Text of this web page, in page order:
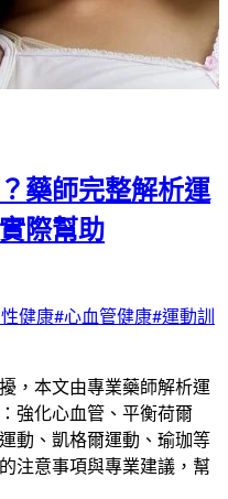
藥師完整解析運
際幫助
健康#心血管健康#運動訓
，本文由專業藥師解析運
強化心血管、平衡荷爾
動、凱格爾運動、瑜珈等
注意事項與專業建議，幫